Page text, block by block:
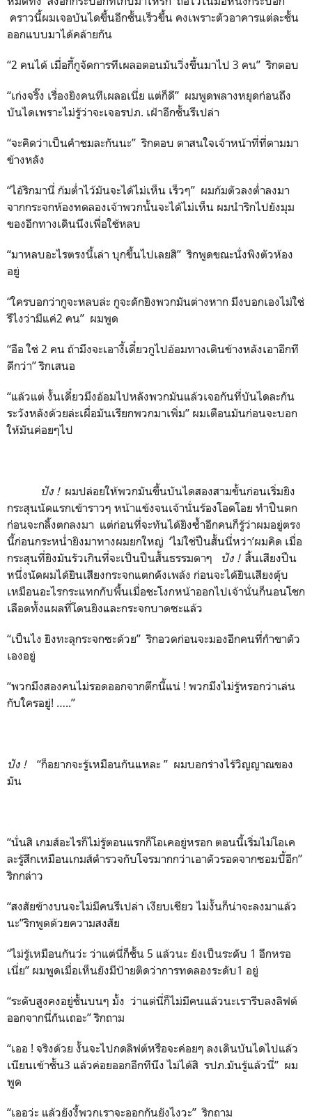
คราวนี้ผมเจอบันไดขึ้นอีกชั้นเร็วขึ้น คงเพราะตัวอาคารแต่ละชั้น
ออกแบบมาได้คล้ายกัน
“2 คนได้ เมื่อกี้กูจัดการทีเผลอตอนมันวิ่งขึ้นมาไป 3 คน” ริกตอบ
“เก่งจริ๊ง เรื่องยิงคนทีเผลอเนี่ย แต่ก็ดี” ผมพูดพลางหยุดก่อนถึง
บันไดเพราะไม่รู้ว่าจะเจอรปภ. เฝ้าอีกชั้นรึเปล่า
“จะคิดว่าเป็นคำชมละกันนะ” ริกตอบ ตาสนใจเจ้าหน้าที่ที่ตามมา
ข้างหลัง
“ไอ้ริกมานี่ ก้มต่ำไว้มันจะได้ไม่เห็น เร็วๆ” ผมก้มตัวลงต่ำลงมา
จากกระจกห้องทดลองเจ้าพวกนั้นจะได้ไม่เห็น ผมนำริกไปยังมุม
ของอีกทางเดินนึงเพื่อใช้หลบ
“มาหลบอะไรตรงนี้เล่า บุกขึ้นไปเลยสิ” ริกพูดขณะนั่งพิงตัวห้อง
อยู่
“ใครบอกว่ากูจะหลบล่ะ กูจะดักยิงพวกมันต่างหาก มึงบอกเองไม่ใช่
รึไงว่ามีแค่2 คน” ผมพูด
“อือ ใช่ 2 คน ถ้ามึงจะเอางี้เดี๋ยวกูไปอ้อมทางเดินข้างหลังเอาอีกที
ดีกว่า” ริกเสนอ
“แล้วแต่ งั้นเดี๋ยวมึงอ้อมไปหลังพวกมันแล้วเจอกันที่บันไดละกัน
ระวังหลังด้วยล่ะเผื่อมันเรียกพวกมาเพิ่ม” ผมเตือนมันก่อนจะบอก
ให้มันค่อยๆไป
ปัง !ผมปล่อยให้พวกมันขึ้นบันไดสองสามขั้นก่อนเริ่มยิง
กระสุนนัดแรกเข้าราวๆ หน้าแข้งจนเจ้านั่นร้องโอดโอย ทำปืนตก
ก่อนจะกลิ้งตกลงมา แต่ก่อนที่จะทันได้ยิงซ้ำอีกคนก็รู้ว่าผมอยู่ตรง
นี้ก่อนกระหน่ำยิงมาทางผมยกใหญ่ ‘ไม่ใช่ปืนสั้นนี่หว่า’ผมคิด เมื่อ
กระสุนที่ยิงมันรัวเกินที่จะเป็นปืนสั้นธรรมดาๆ ปัง !สิ้นเสียงปืน
หนึ่งนัดผมได้ยินเสียงกระจกแตกดังเพล้ง ก่อนจะได้ยินเสียงตุ้บ
เหมือนอะไรกระแทกกับพื้นเมื่อชะโงกหน้าออกไปเจ้านั่นก็นอนโชก
เลือดทั้งแผลที่โดนยิงและกระจกบาดซะแล้ว
“เป็นไง ยิงทะลุกระจกซะด้วย” ริกอวดก่อนจะมองอีกคนที่กำขาตัว
เองอยู่
“พวกมึงสองคนไม่รอดออกจากตึกนี้แน่ ! พวกมึงไม่รู้หรอกว่าเล่น
กับใครอยู่! …..”
ปัง !“ก็อยากจะรู้เหมือนกันแหละ ” ผมบอกร่างไร้วิญญาณของ
มัน
“นั่นสิ เกมส์อะไรก็ไม่รู้ตอนแรกก็โอเคอยู่หรอก ตอนนี้เริ่มไม่โอเค
ละรู้สึกเหมือนเกมส์ตำรวจกับโจรมากกว่าเอาตัวรอดจากซอมบี้อีก”
ริกกล่าว
“สงสัยข้างบนจะไม่มีคนรึเปล่า เงียบเชียว ไม่งั้นก็น่าจะลงมาแล้ว
นะ”ริกพูดด้วยความสงสัย
“ไม่รู้เหมือนกันว่ะ ว่าแต่นี่ก็ชั้น 5 แล้วนะ ยังเป็นระดับ 1 อีกหรอ
เนี่ย” ผมพูดเมื่อเห็นยังมีป้ายติดว่าการทดลองระดับ1 อยู่
“ระดับสูงคงอยู่ชั้นบนๆ มั้ง ว่าแต่นี่ก็ไม่มีคนแล้วนะเรารีบลงลิฟต์
ออกจากนี่กันเถอะ” ริกถาม
“เออ ! จริงด้วย งั้นจะไปกดลิฟต์หรือจะค่อยๆ ลงเดินบันไดไปแล้ว
เนียนเข้าชั้น3 แล้วค่อยออกอีกทีนึง ไม่ได้สิ รปภ.มันรู้แล้วนี่” ผม
พูด
“เออว่ะ แล้วยังงี้พวกเราจะออกกันยังไงวะ” ริกถาม